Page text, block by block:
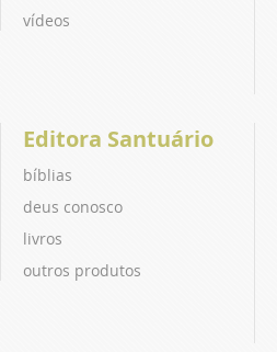
vídeos
Editora Santuário
bíblias
deus conosco
livros
outros produtos